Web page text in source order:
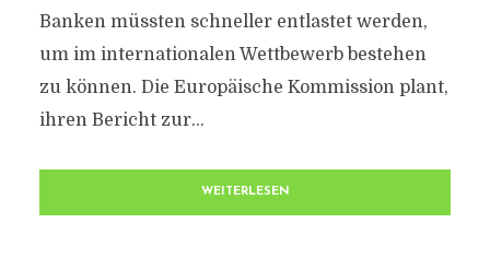
Banken müssten schneller entlastet werden,
um im internationalen Wettbewerb bestehen
zu können. Die Europäische Kommission plant,
ihren Bericht zur...
WEITERLESEN